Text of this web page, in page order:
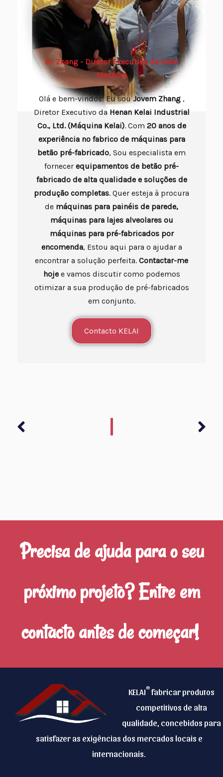
Sr. Zhang - Diretor Executivo da Kelai
Machine
Olá e bem-vindos! Eu souJovem Zhang ,
Diretor Executivo da Henan Kelai Industrial
Co., Ltd. (Máquina Kelai). Com 20 anos de
experiência no fabrico de máquinas para
betão pré-fabricado, Sou especialista em
fornecer equipamentos de betão pré-
fabricado de alta qualidade e soluções de
produção completas. Quer esteja à procura
de máquinas para painéis de parede,
máquinas para lajes alveolares ou
máquinas para pré-fabricados por
encomenda, Estou aqui para o ajudar a
encontrar a solução perfeita. Contactar-me
hojee vamos discutir como podemos
otimizar a sua produção de pré-fabricados
em conjunto.
Contacto KELAI
Anterior
Precisa de ajuda para o seu
próximo projeto? Entre em
contacto antes de começar!
KELAI®fabricar produtos
competitivos de alta
qualidade, concebidos para
satisfazer as exigências dos mercados locais e
internacionais.